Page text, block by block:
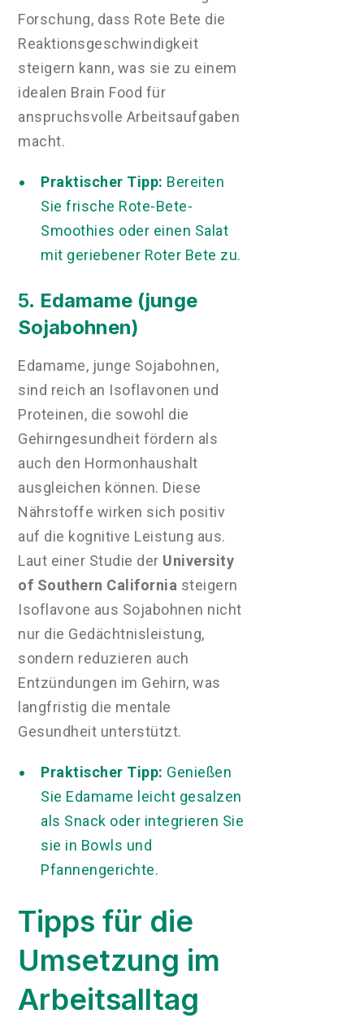
Forschung, dass Rote Bete die
Reaktionsgeschwindigkeit
steigern kann, was sie zu einem
idealen Brain Food für
anspruchsvolle Arbeitsaufgaben
macht.
Praktischer Tipp: Bereiten
Sie frische Rote-Bete-
Smoothies oder einen Salat
mit geriebener Roter Bete zu.
5. Edamame (junge
Sojabohnen)
Edamame, junge Sojabohnen,
sind reich an Isoflavonen und
Proteinen, die sowohl die
Gehirngesundheit fördern als
auch den Hormonhaushalt
ausgleichen können. Diese
Nährstoffe wirken sich positiv
auf die kognitive Leistung aus.
Laut einer Studie der University
of Southern California steigern
Isoflavone aus Sojabohnen nicht
nur die Gedächtnisleistung,
sondern reduzieren auch
Entzündungen im Gehirn, was
langfristig die mentale
Gesundheit unterstützt.
Praktischer Tipp: Genießen
Sie Edamame leicht gesalzen
als Snack oder integrieren Sie
sie in Bowls und
Pfannengerichte.
Tipps für die
Umsetzung im
Arbeitsalltag